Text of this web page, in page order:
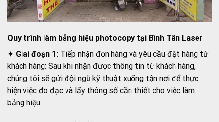
Quy trình làm bảng hiệu photocopy tại Bình Tân Laser
✦ Giai đoạn 1: Tiếp nhận đơn hàng và yêu cầu đặt hàng từ
khách hàng: Sau khi nhận được thông tin từ khách hàng,
chúng tôi sẽ gửi đội ngũ kỹ thuật xuống tận nơi để thực
hiện việc đo đạc và lấy thông số cần thiết cho việc làm
bảng hiệu.